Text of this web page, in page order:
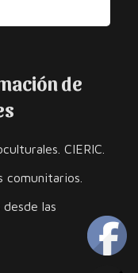
de
CIERIC.
comunitarios.
las